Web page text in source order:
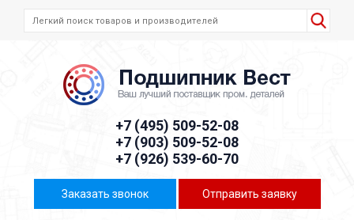
+7 (495) 509-52-08
+7 (903) 509-52-08
+7 (926) 539-60-70
Заказать звонок Отправить заявку